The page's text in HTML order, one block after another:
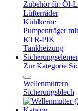
Zubehör für Öl-
Lüfterräder
Kühlkerne
Pumpenträger
KTR-PIK
Tankheizung
Zur Kategorie
Wellenmuttern
Sicherungsblech